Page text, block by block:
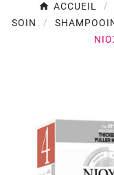
ACCUEIL
SOIN